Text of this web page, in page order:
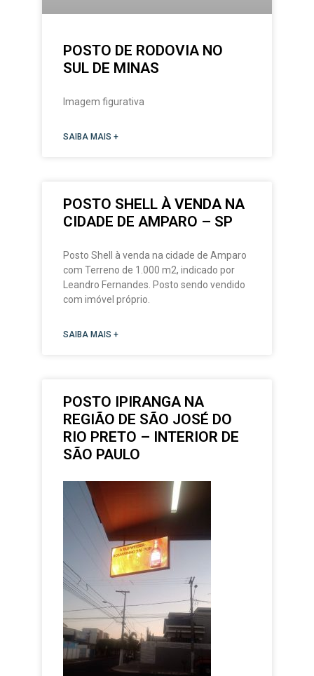
POSTO DE RODOVIA NO
SUL DE MINAS
Imagem figurativa
SAIBA MAIS +
POSTO SHELL À VENDA NA
CIDADE DE AMPARO – SP
Posto Shell à venda na cidade de Amparo
com Terreno de 1.000 m2, indicado por
Leandro Fernandes. Posto sendo vendido
com imóvel próprio.
SAIBA MAIS +
POSTO IPIRANGA NA
REGIÃO DE SÃO JOSÉ DO
RIO PRETO – INTERIOR DE
SÃO PAULO